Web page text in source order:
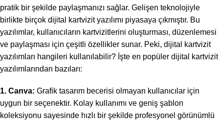
pratik bir şekilde paylaşmanızı sağlar. Gelişen teknolojiyle
birlikte birçok dijital kartvizit yazılımı piyasaya çıkmıştır. Bu
yazılımlar, kullanıcıların kartvizitlerini oluşturması, düzenlemesi
ve paylaşması için çeşitli özellikler sunar. Peki, dijital kartvizit
yazılımları hangileri kullanılabilir? İşte en popüler dijital kartvizit
yazılımlarından bazıları:
1. Canva: Grafik tasarım becerisi olmayan kullanıcılar için
uygun bir seçenektir. Kolay kullanımı ve geniş şablon
koleksiyonu sayesinde hızlı bir şekilde profesyonel görünümlü